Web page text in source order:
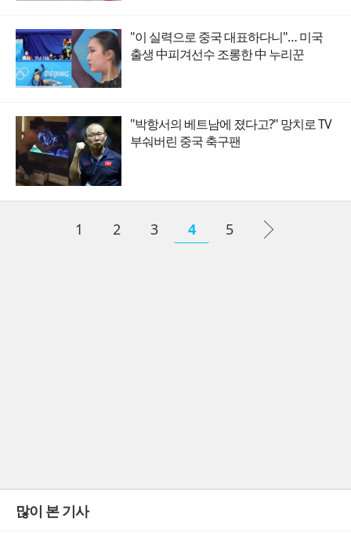
"이 실력으로 중국 대표하다니"… 미국
출생 中피겨선수 조롱한 中 누리꾼
"박항서의 베트남에 졌다고?" 망치로 TV
부숴버린 중국 축구팬
1 2 3 4 5
많이 본 기사